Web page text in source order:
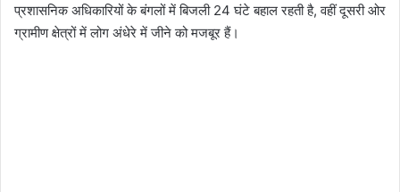
प्रशासनिक अधिकारियों के बंगलों में बिजली 24 घंटे बहाल रहती है, वहीं दूसरी ओर
ग्रामीण क्षेत्रों में लोग अंधेरे में जीने को मजबूर हैं।